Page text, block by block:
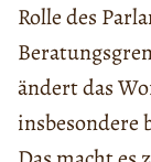
Rolle des
ändert das
insbesondere